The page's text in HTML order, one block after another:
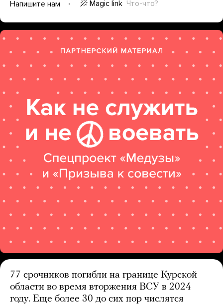
Напишите нам
Magic link Что-что?
77 срочников погибли на границе Курской
области во время вторжения ВСУ в 2024
году. Еще более 30 до сих пор числятся